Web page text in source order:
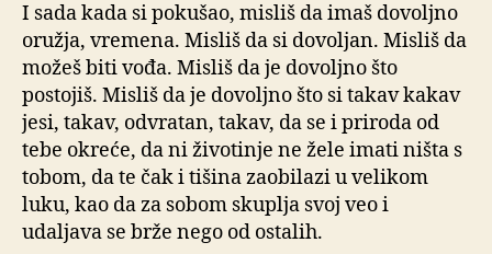
I sada kada si pokušao, misliš da imaš dovoljno
oružja, vremena. Misliš da si dovoljan. Misliš da
možeš biti vođa. Misliš da je dovoljno što
postojiš. Misliš da je dovoljno što si takav kakav
jesi, takav, odvratan, takav, da se i priroda od
tebe okreće, da ni životinje ne žele imati ništa s
tobom, da te čak i tišina zaobilazi u velikom
luku, kao da za sobom skuplja svoj veo i
udaljava se brže nego od ostalih.